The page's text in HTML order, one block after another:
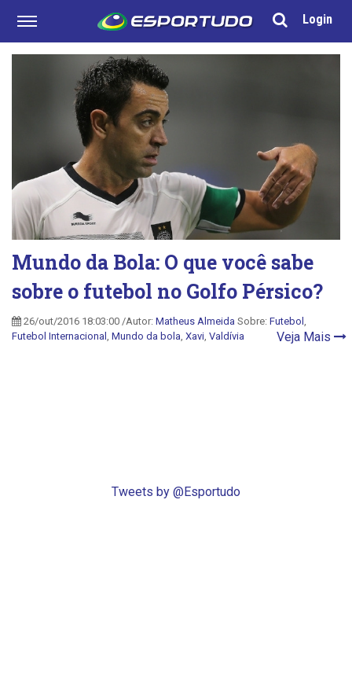
Login
Mundo da Bola: O que você sabe
sobre o futebol no Golfo Pérsico?
26/out/2016 18:03:00 /Autor: Matheus Almeida Sobre: Futebol
Futebol Internacional Mundo da bola Xavi Valdívia Veja Mais
Tweets by @Esportudo